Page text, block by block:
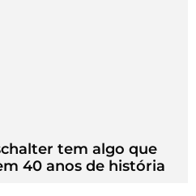
tem algo que
40 anos de história